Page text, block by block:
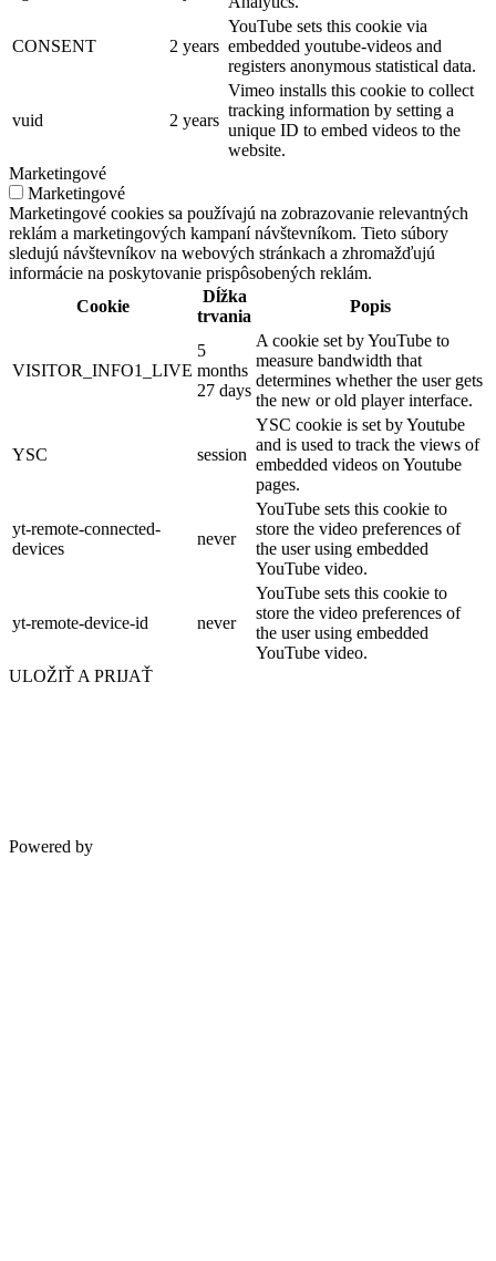
CONSENT 2 years
YouTube sets this cookie via
embedded youtube-videos and
registers anonymous statistical data.
vuid 2 years
Vimeo installs this cookie to collect
tracking information by setting a
unique ID to embed videos to the
website.
Marketingové
Marketingové
Marketingové cookies sa používajú na zobrazovanie relevantných
reklám a marketingových kampaní návštevníkom. Tieto súbory
sledujú návštevníkov na webových stránkach a zhromažďujú
informácie na poskytovanie prispôsobených reklám.
Cookie
Dĺžka
trvania
Popis
VISITOR_INFO1_LIVE
5
months
27 days
A cookie set by YouTube to
measure bandwidth that
determines whether the user gets
the new or old player interface.
YSC session
YSC cookie is set by Youtube
and is used to track the views of
embedded videos on Youtube
pages.
yt-remote-connected-
devices
never
YouTube sets this cookie to
store the video preferences of
the user using embedded
YouTube video.
yt-remote-device-id never
YouTube sets this cookie to
store the video preferences of
the user using embedded
YouTube video.
ULOŽIŤ A PRIJAŤ
Powered by